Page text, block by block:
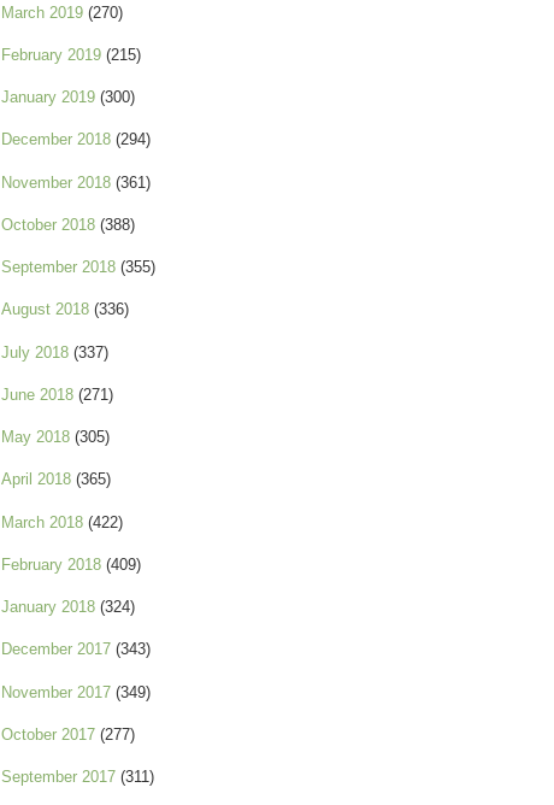
March 2019 (270)
February 2019 (215)
January 2019 (300)
December 2018 (294)
November 2018 (361)
October 2018 (388)
September 2018 (355)
August 2018 (336)
July 2018 (337)
June 2018 (271)
May 2018 (305)
April 2018 (365)
March 2018 (422)
February 2018 (409)
January 2018 (324)
December 2017 (343)
November 2017 (349)
October 2017 (277)
September 2017 (311)